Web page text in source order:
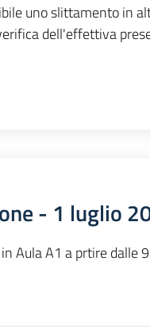
uno slittamento in
dell'effettiva
- 1 luglio
Aula A1 a prtire dalle 9